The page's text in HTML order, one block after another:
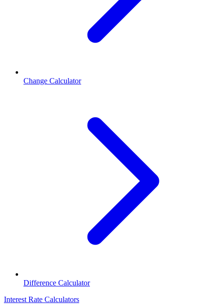
Change Calculator
Difference Calculator
Interest Rate Calculators